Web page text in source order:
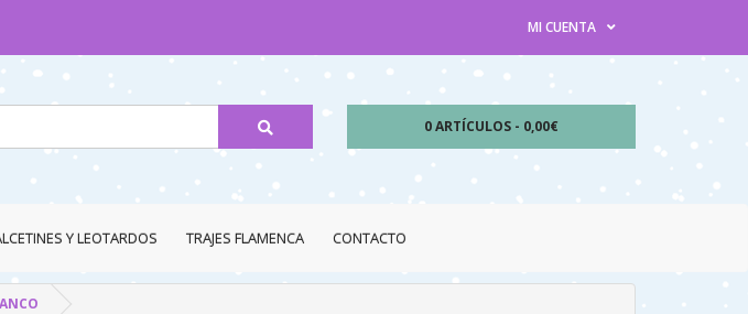
MI CUENTA
0 ARTÍCULOS - 0,00€
Y LEOTARDOS TRAJES FLAMENCA CONTACTO